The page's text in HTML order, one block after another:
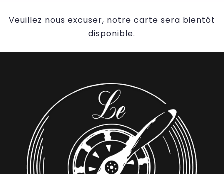
Veuillez nous excuser, notre carte sera bientôt
disponible.